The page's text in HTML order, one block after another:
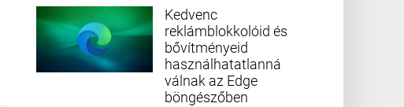
Kedvenc
reklámblokkolóid és
bővítményeid
használhatatlanná
válnak az Edge
böngészőben